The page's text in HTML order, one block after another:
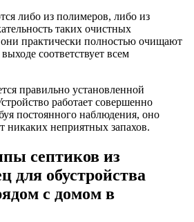
либо из полимеров, либо из
таких очистных
практически полностью очищают
соответствует всем
правильно установленной
работает совершенно
постоянного наблюдения, оно
никаких неприятных запахов.
септиков из
для обустройства
с домом в